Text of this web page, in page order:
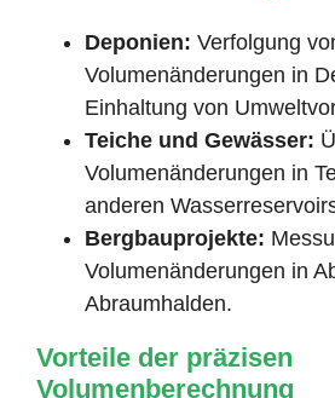
Deponien: Verfolgung
Volumenänderungen in
Einhaltung von
Teiche und Gewässer:
Volumenänderungen in
anderen
Bergbauprojekte:
Volumenänderungen in
Abraumhalden.
Vorteile der präzisen
Volumenberechnung